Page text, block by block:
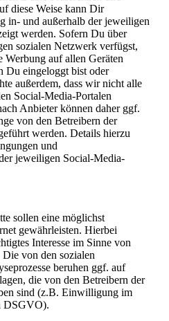
diese Weise kann Dir
in- und außerhalb der jeweiligen
werden. Sofern Du über
sozialen Netzwerk verfügst,
Werbung auf allen Geräten
Du eingeloggt bist oder
außerdem, dass wir nicht alle
Social-Media-Portalen
Anbieter können daher ggf.
von den Betreibern der
werden. Details hierzu
und
jeweiligen Social-Media-
sollen eine möglichst
gewährleisten. Hierbei
Interesse im Sinne von
von den sozialen
beruhen ggf. auf
die von den Betreibern der
sind (z.B. Einwilligung im
DSGVO).